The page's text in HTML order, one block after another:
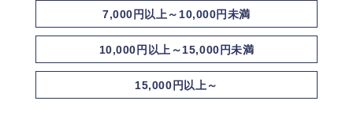
7,000円以上～10,000円未満
10,000円以上～15,000円未満
15,000円以上～